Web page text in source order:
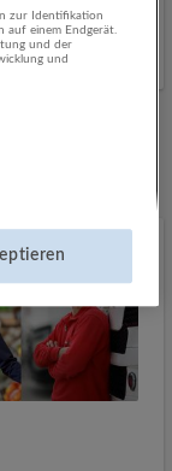
AG
zur Identifikation
auf einem Endgerät.
und der
und